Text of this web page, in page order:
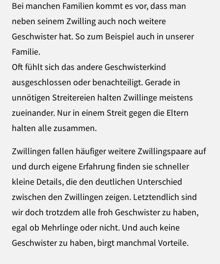
Bei manchen Familien kommt es vor, dass man
neben seinem Zwilling auch noch weitere
Geschwister hat. So zum Beispiel auch in unserer
Familie.
Oft fühlt sich das andere Geschwisterkind
ausgeschlossen oder benachteiligt. Gerade in
unnötigen Streitereien halten Zwillinge meistens
zueinander. Nur in einem Streit gegen die Eltern
halten alle zusammen.
Zwillingen fallen häufiger weitere Zwillingspaare auf
und durch eigene Erfahrung finden sie schneller
kleine Details, die den deutlichen Unterschied
zwischen den Zwillingen zeigen. Letztendlich sind
wir doch trotzdem alle froh Geschwister zu haben,
egal ob Mehrlinge oder nicht. Und auch keine
Geschwister zu haben, birgt manchmal Vorteile.